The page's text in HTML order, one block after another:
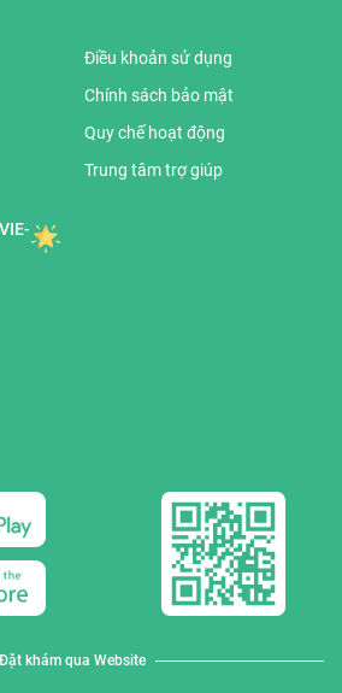
Điều khoản sử dụng
Chính sách bảo mật
Quy chế hoạt động
Trung tâm trợ giúp
Đặt khám qua Website